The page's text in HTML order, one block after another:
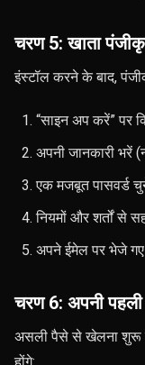
चरण 5: खाता
इंस्टॉल करने के बाद,
“साइन अप करें” पर
अपनी जानकारी भरें
एक मजबूत पासवर्ड
नियमों और शर्तों से
अपने ईमेल पर भेजे गए
चरण 6: अपनी
असली पैसे से खेलना शुरू